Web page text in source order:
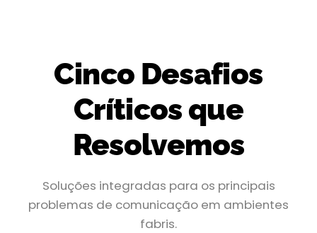
Cinco Desafios
Críticos que
Resolvemos
Soluções integradas para os principais
problemas de comunicação em ambientes
fabris.